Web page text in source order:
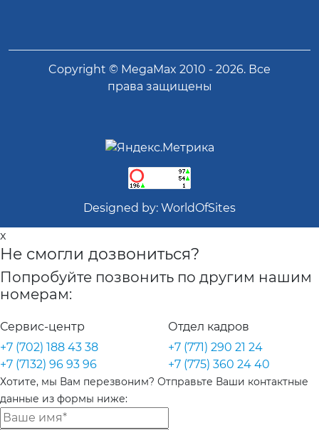
Copyright © MegaMax 2010 - 2026. Все
права защищены
Designed by: WorldOfSites
x
Не смогли дозвониться?
Попробуйте позвонить по другим нашим
номерам:
Сервис-центр
+7 (702) 188 43 38
+7 (7132) 96 93 96
Отдел кадров
+7 (771) 290 21 24
+7 (775) 360 24 40
Хотите, мы Вам перезвоним? Отправьте Ваши контактные
данные из формы ниже: